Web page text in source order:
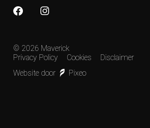
© 2026 Maverick
Privacy Policy
Cookies
Disclaimer
Website door
Pixeo